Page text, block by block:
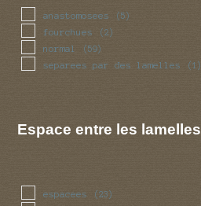
anastomosees (5)
fourchues (2)
normal (59)
separees par des lamelles (1)
Espace entre les lamelles
espacees (23)